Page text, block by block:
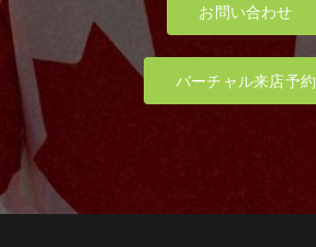
お問い合わせ
バーチャル来店予約